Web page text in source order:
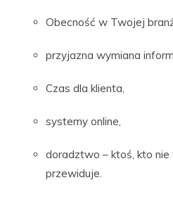
Obecność w Twojej
przyjazna wymiana
Czas dla klienta,
systemy online,
doradztwo – ktoś, kto nie
przewiduje.